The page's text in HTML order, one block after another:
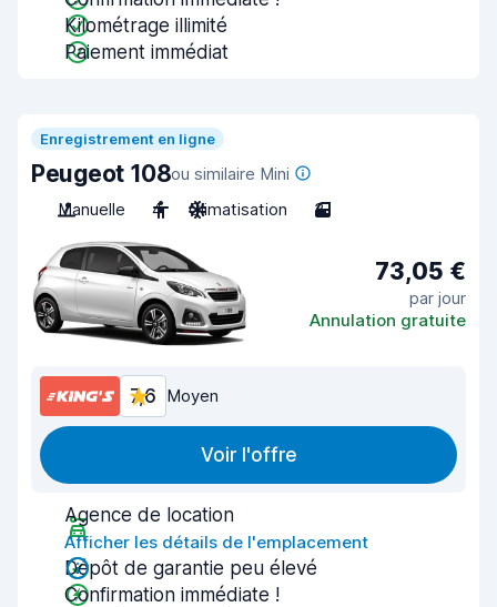
Kilométrage illimité
Paiement immédiat
Enregistrement en ligne
Peugeot 108ou similaire Mini
Manuelle
4 Climatisation 3
73,05 €
par jour
Annulation gratuite
7,6 Moyen
Voir l'offre
Agence de location
Afficher les détails de l'emplacement
Dépôt de garantie peu élevé
Confirmation immédiate !